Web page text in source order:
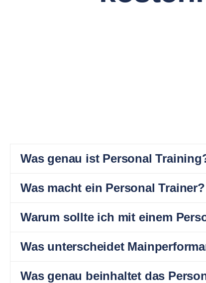
Was genau ist Personal
Was macht ein Personal Trainer?
Warum sollte ich mit einem
Was unterscheidet
Was genau beinhaltet das